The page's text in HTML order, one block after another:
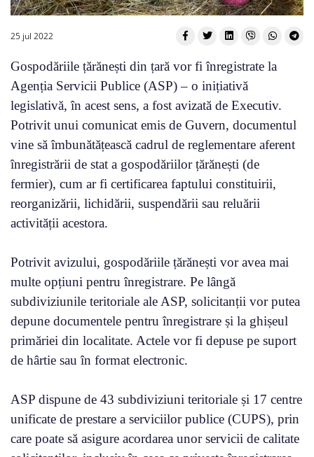
25 jul 2022
Gospodăriile țărănești din țară vor fi înregistrate la
Agenția Servicii Publice (ASP) – o inițiativă
legislativă, în acest sens, a fost avizată de Executiv.
Potrivit unui comunicat emis de Guvern, documentul
vine să îmbunătățească cadrul de reglementare aferent
înregistrării de stat a gospodăriilor țărănești (de
fermier), cum ar fi certificarea faptului constituirii,
reorganizării, lichidării, suspendării sau reluării
activității acestora.
Potrivit avizului, gospodăriile țărănești vor avea mai
multe opțiuni pentru înregistrare. Pe lângă
subdiviziunile teritoriale ale ASP, solicitanții vor putea
depune documentele pentru înregistrare și la ghișeul
primăriei din localitate. Actele vor fi depuse pe suport
de hârtie sau în format electronic.
ASP dispune de 43 subdiviziuni teritoriale și 17 centre
unificate de prestare a serviciilor publice (CUPS), prin
care poate să asigure acordarea unor servicii de calitate